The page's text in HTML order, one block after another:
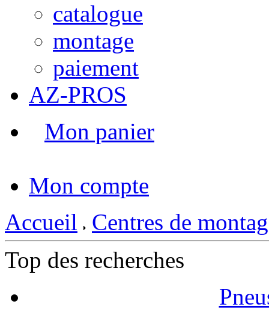
catalogue
montage
paiement
AZ-PROS
Mon panier
Mon compte
Accueil
Centres de
Top des recherches